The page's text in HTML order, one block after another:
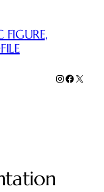
FIGURE,
Instagram
Facebook
X